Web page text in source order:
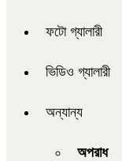
ফটো গ্যালারী
ভিডিও গ্যালারী
অন্যান্য
অপরাধ